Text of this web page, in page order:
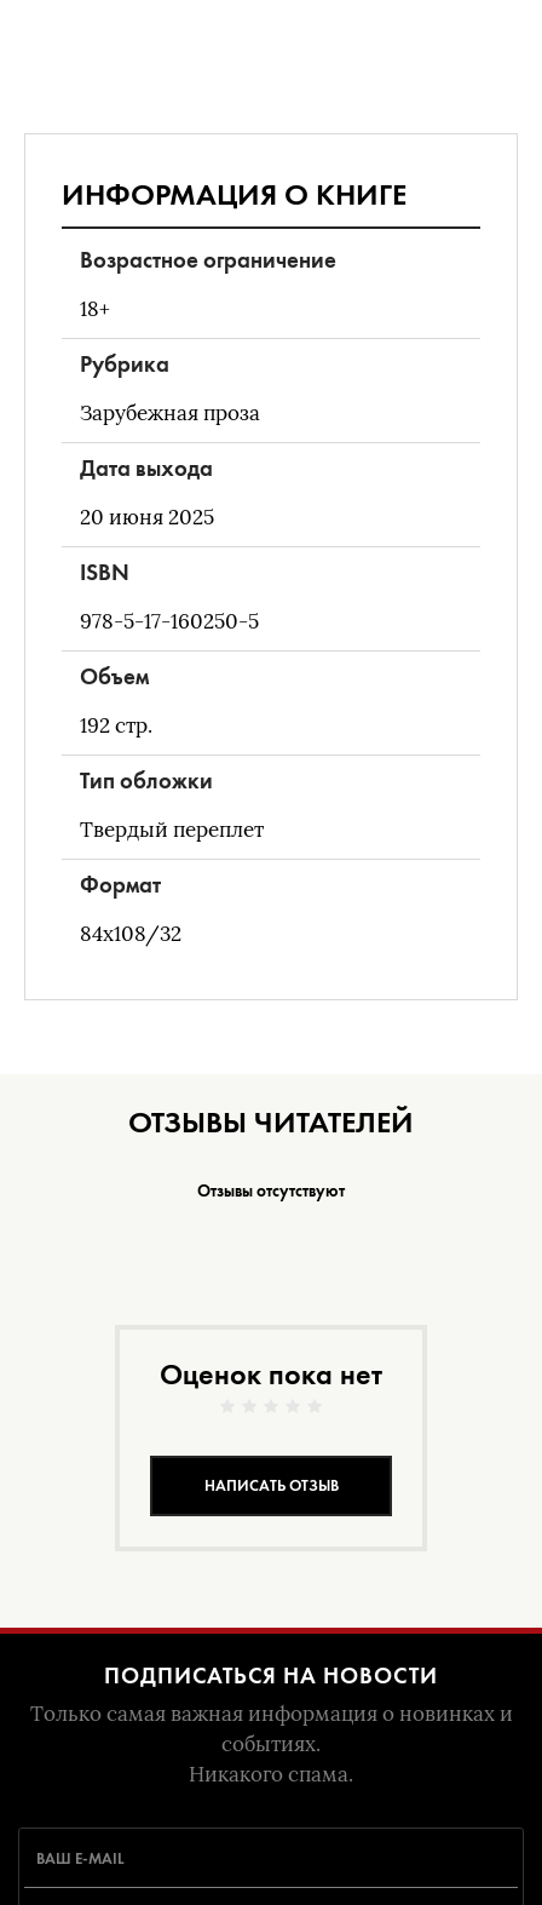
ИНФОРМАЦИЯ О КНИГЕ
Возрастное ограничение
18+
Рубрика
Зарубежная проза
Дата выхода
20 июня 2025
ISBN
978-5-17-160250-5
Объем
192стр.
Тип обложки
Твердый переплет
Формат
84х108/32
ОТЗЫВЫ ЧИТАТЕЛЕЙ
Отзывы отсутствуют
Оценок пока нет
НАПИСАТЬ ОТЗЫВ
ПОДПИСАТЬСЯ НА НОВОСТИ
Только самая важная информация о новинках и
событиях.
Никакого спама.